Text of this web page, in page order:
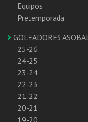
Equipos
Pretemporada
GOLEADORES ASOBAL
25-26
24-25
23-24
22-23
21-22
20-21
19-20